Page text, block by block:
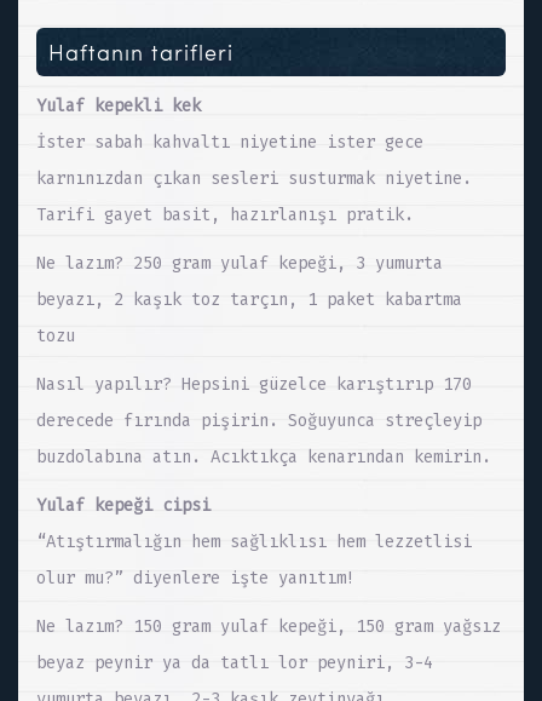
Haftanın tarifleri
Yulaf kepekli kek
İster sabah kahvaltı niyetine ister gece
karnınızdan çıkan sesleri susturmak niyetine.
Tarifi gayet basit, hazırlanışı pratik.
Ne lazım? 250 gram yulaf kepeği, 3 yumurta
beyazı, 2 kaşık toz tarçın, 1 paket kabartma
tozu
Nasıl yapılır? Hepsini güzelce karıştırıp 170
derecede fırında pişirin. Soğuyunca streçleyip
buzdolabına atın. Acıktıkça kenarından kemirin.
Yulaf kepeği cipsi
“Atıştırmalığın hem sağlıklısı hem lezzetlisi
olur mu?” diyenlere işte yanıtım!
Ne lazım? 150 gram yulaf kepeği, 150 gram yağsız
beyaz peynir ya da tatlı lor peyniri, 3-4